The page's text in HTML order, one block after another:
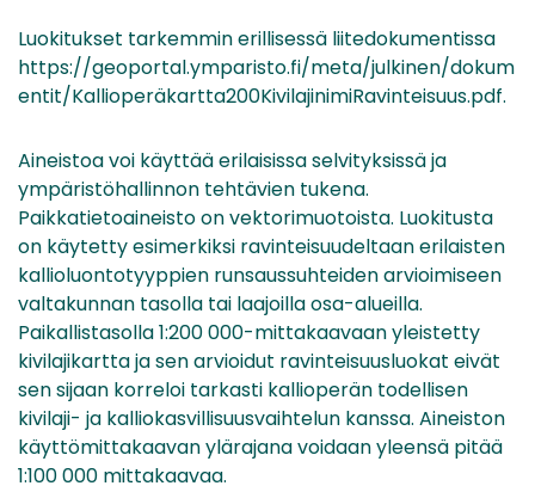
Luokitukset tarkemmin erillisessä liitedokumentissa
https://geoportal.ymparisto.fi/meta/julkinen/dokum
entit/Kallioperäkartta200KivilajinimiRavinteisuus.pdf.
Aineistoa voi käyttää erilaisissa selvityksissä ja
ympäristöhallinnon tehtävien tukena.
Paikkatietoaineisto on vektorimuotoista. Luokitusta
on käytetty esimerkiksi ravinteisuudeltaan erilaisten
kallioluontotyyppien runsaussuhteiden arvioimiseen
valtakunnan tasolla tai laajoilla osa-alueilla.
Paikallistasolla 1:200 000-mittakaavaan yleistetty
kivilajikartta ja sen arvioidut ravinteisuusluokat eivät
sen sijaan korreloi tarkasti kallioperän todellisen
kivilaji- ja kalliokasvillisuusvaihtelun kanssa. Aineiston
käyttömittakaavan ylärajana voidaan yleensä pitää
1:100 000 mittakaavaa.